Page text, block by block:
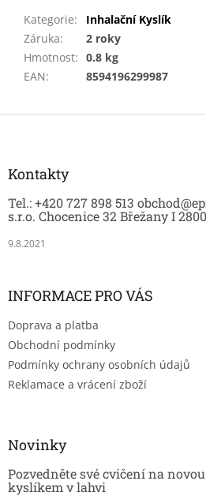
Kategorie:
Inhalační Kyslík
Záruka:
2 roky
Hmotnost: 0.8 kg
EAN: 8594196299987
Z
Kontakty
Tel.: +420 727 898 513
s.r.o. Chocenice 32 Břežany I
9.8.2021
INFORMACE PRO VÁS
Doprava a platba
Obchodní podmínky
Podmínky ochrany osobních údajů
Reklamace a vrácení zboží
Novinky
Pozvedněte své cvičení na
kyslíkem v lahvi